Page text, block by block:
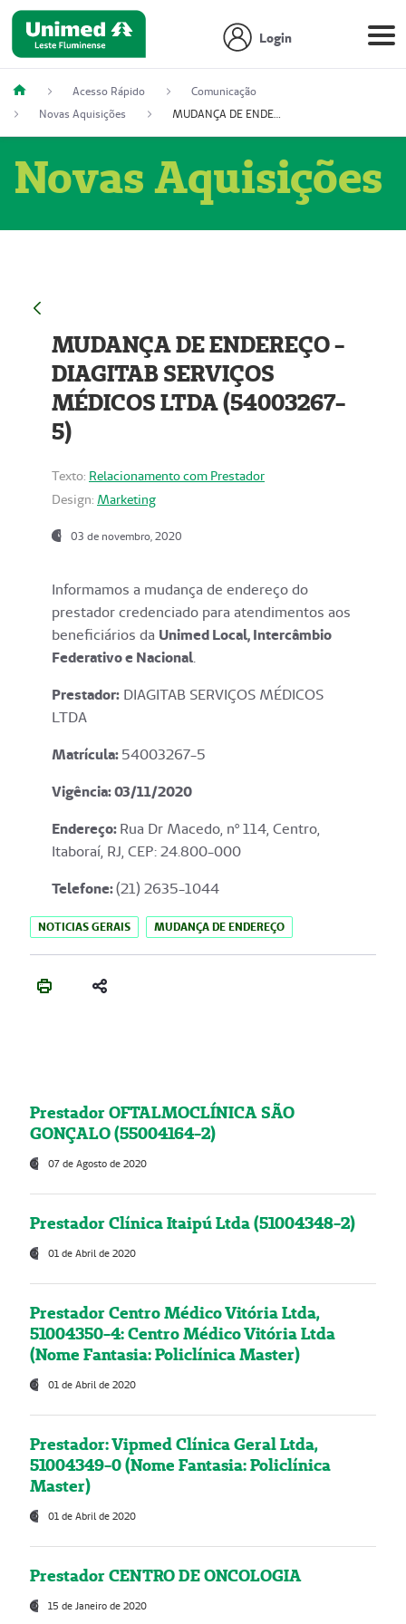
Login
Acesso Rápido
Comunicação
Novas Aquisições
MUDANÇA DE ENDEREÇO - DIAGITAB SERVIÇOS MÉDICOS LTDA (54003267-5)
Novas Aquisições
MUDANÇA DE ENDEREÇO -
DIAGITAB SERVIÇOS
MÉDICOS LTDA (54003267-
5)
Texto: Relacionamento com Prestador
Design: Marketing
03 de novembro, 2020
Informamos a mudança de endereço do
prestador credenciado para atendimentos aos
beneficiários da Unimed Local, Intercâmbio
Federativo e Nacional.
Prestador: DIAGITAB SERVIÇOS MÉDICOS
LTDA
Matrícula:54003267-5
Vigência: 03/11/2020
Endereço:Rua Dr Macedo, nº 114, Centro,
Itaboraí, RJ, CEP: 24.800-000
Telefone:(21) 2635-1044
NOTICIAS GERAIS MUDANÇA DE ENDEREÇO
Prestador OFTALMOCLÍNICA SÃO
GONÇALO (55004164-2)
07 de Agosto de 2020
Prestador Clínica Itaipú Ltda (51004348-2)
01 de Abril de 2020
Prestador Centro Médico Vitória Ltda,
51004350-4: Centro Médico Vitória Ltda
(Nome Fantasia: Policlínica Master)
01 de Abril de 2020
Prestador: Vipmed Clínica Geral Ltda,
51004349-0 (Nome Fantasia: Policlínica
Master)
01 de Abril de 2020
Prestador CENTRO DE ONCOLOGIA
15 de Janeiro de 2020